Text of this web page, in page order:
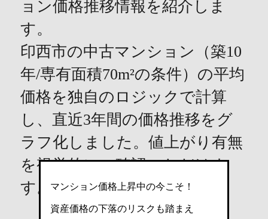
ョン価格推移情報を紹介しま
す。
印西市の中古マンション（築10
年/専有面積70m²の条件）の平均
価格を独自のロジックで計算
し、直近3年間の価格推移をグ
ラフ化しました。値上がり有無
を視覚的にご確認いただけま
す。[情報更新：2026年8月9日]
マンション価格上昇中の今こそ！
資産価格の下落のリスクも踏まえ